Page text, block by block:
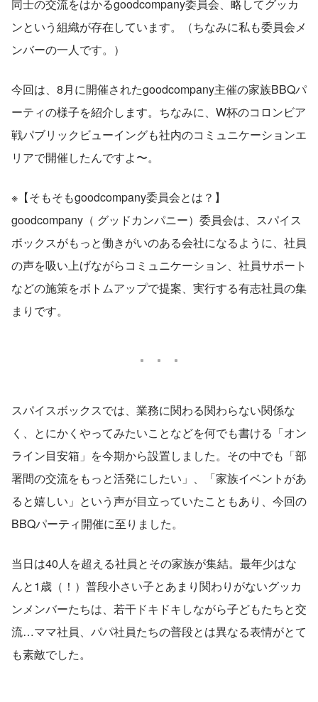
同士の交流をはかるgoodcompany委員会、略してグッカ
ンという組織が存在しています。（ちなみに私も委員会メ
ンバーの一人です。）
今回は、8月に開催されたgoodcompany主催の家族BBQパ
ーティの様子を紹介します。ちなみに、W杯のコロンビア
戦パブリックビューイングも社内のコミュニケーションエ
リアで開催したんですよ〜。
※【そもそもgoodcompany委員会とは？】
goodcompany（ グッドカンパニー）委員会は、スパイス
ボックスがもっと働きがいのある会社になるように、社員
の声を吸い上げながらコミュニケーション、社員サポート
などの施策をボトムアップで提案、実行する有志社員の集
まりです。
スパイスボックスでは、業務に関わる関わらない関係な
く、とにかくやってみたいことなどを何でも書ける「オン
ライン目安箱」を今期から設置しました。その中でも「部
署間の交流をもっと活発にしたい」、「家族イベントがあ
ると嬉しい」という声が目立っていたこともあり、今回の
BBQパーティ開催に至りました。
当日は40人を超える社員とその家族が集結。最年少はな
んと1歳（！）普段小さい子とあまり関わりがないグッカ
ンメンバーたちは、若干ドキドキしながら子どもたちと交
流…ママ社員、パパ社員たちの普段とは異なる表情がとて
も素敵でした。